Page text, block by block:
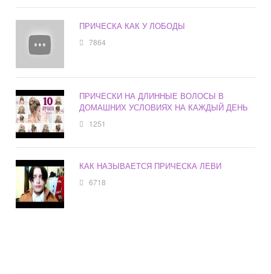
ПРИЧЕСКА КАК У ЛОБОДЫ
7864
ПРИЧЕСКИ НА ДЛИННЫЕ ВОЛОСЫ В
ДОМАШНИХ УСЛОВИЯХ НА КАЖДЫЙ ДЕНЬ
1251
КАК НАЗЫВАЕТСЯ ПРИЧЕСКА ЛЕВИ
6718